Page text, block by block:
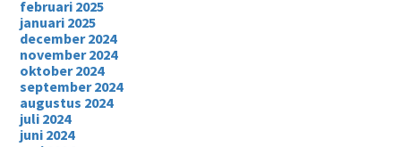
februari 2025
januari 2025
december 2024
november 2024
oktober 2024
september 2024
augustus 2024
juli 2024
juni 2024